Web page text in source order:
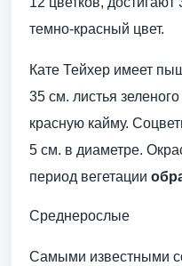
темно-красный цвет.
Кате Тейхер имеет
35 см. листья
красную кайму.
5 см. в диаметре.
период вегетации
Среднерослые
Самыми известными